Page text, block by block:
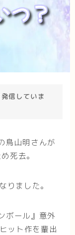
信していま
鳥山明さんが
死去。
りました。
ボール』意外
ット作を輩出